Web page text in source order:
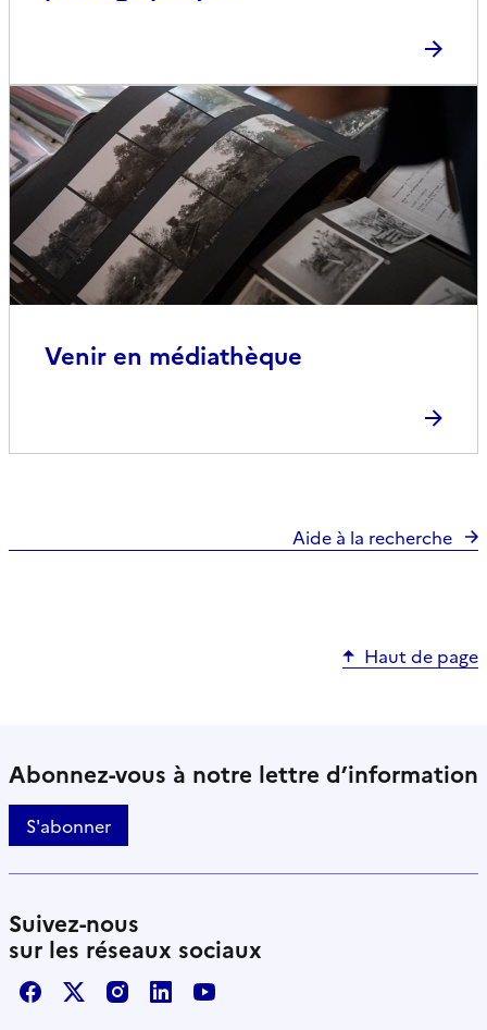
Venir en médiathèque
Aide à la recherche
Haut de page
Abonnez-vous à notre lettre d’information
S'abonner
Suivez-nous
sur les réseaux sociaux
FacebookX / TwitterInstagram
LinkedInYoutube